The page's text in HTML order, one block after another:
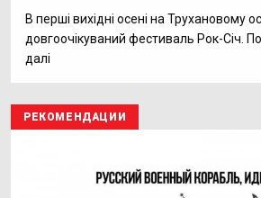
В перші вихідні осені на Трухановому
довгоочікуваний фестиваль Рок-Січ.
далі
РЕКОМЕНДАЦИИ